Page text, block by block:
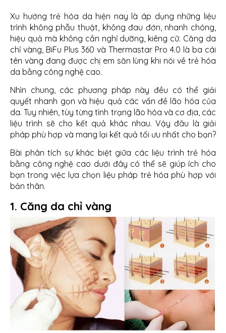
Xu hướng trẻ hóa da hiện nay là áp dụng những liệu
trình không phẫu thuật, không đau đớn, nhanh chóng,
hiệu quả mà không cần nghỉ dưỡng, kiêng cữ. Căng da
chỉ vàng, BiFu Plus 360 và Thermastar Pro 4.0 là ba cái
tên vàng đang được chị em săn lùng khi nói về trẻ hóa
da bằng công nghệ cao.
Nhìn chung, các phương pháp này đều có thể giải
quyết nhanh gọn và hiệu quả các vấn đề lão hóa của
da. Tuy nhiên, tùy từng tình trạng lão hóa và cơ địa, các
liệu trình sẽ cho kết quả khác nhau. Vậy đâu là giải
pháp phù hợp và mang lại kết quả tối ưu nhất cho bạn?
Bài phân tích sự khác biệt giữa các liệu trình trẻ hóa
bằng công nghệ cao dưới đây có thể sẽ giúp ích cho
bạn trong việc lựa chọn liệu pháp trẻ hóa phù hợp với
bản thân.
1. Căng da chỉ vàng